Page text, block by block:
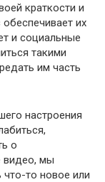
краткости и
их
и социальные
такими
им часть
настроения
о
видео, мы
то новое или